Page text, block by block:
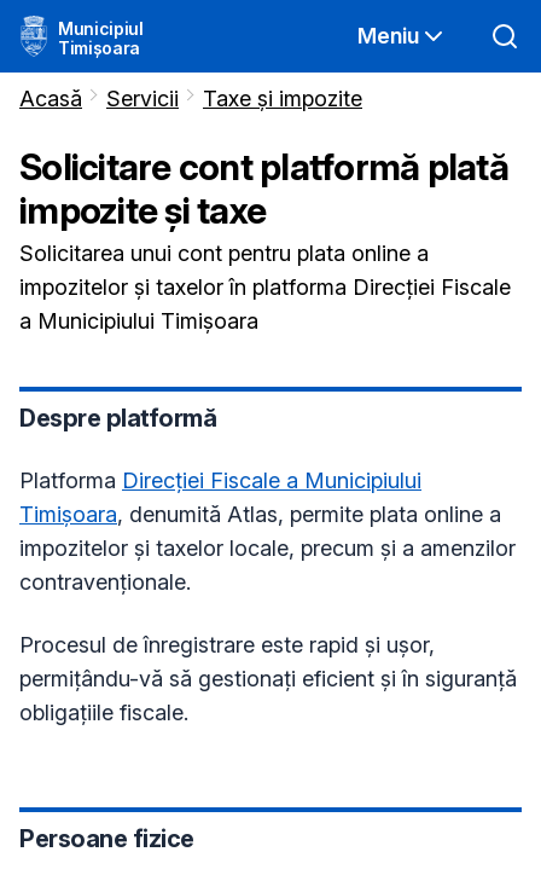
Municipiul
Timișoara
Meniu
Acasă Servicii Taxe și impozite
Solicitare cont platformă plată
impozite și taxe
Solicitarea unui cont pentru plata online a
impozitelor și taxelor în platforma Direcției Fiscale
a Municipiului Timișoara
Despre platformă
Platforma Direcției Fiscale a Municipiului
Timișoara, denumită Atlas, permite plata online a
impozitelor și taxelor locale, precum și a amenzilor
contravenționale.
Procesul de înregistrare este rapid și ușor,
permițându-vă să gestionați eficient și în siguranță
obligațiile fiscale.
Persoane fizice